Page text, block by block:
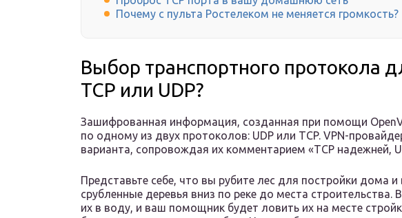
Почему с пульта Ростелеком не меняется громкость?
Выбор транспортного протокола
TCP или UDP?
Зашифрованная информация, созданная при помощи
по одному из двух протоколов: UDP или TCP. VPN-
варианта, сопровождая их комментарием «TCP надежней,
Представьте себе, что вы рубите лес для постройки дома и
срубленные деревья вниз по реке до места
их в воду, и ваш помощник будет ловить их на месте